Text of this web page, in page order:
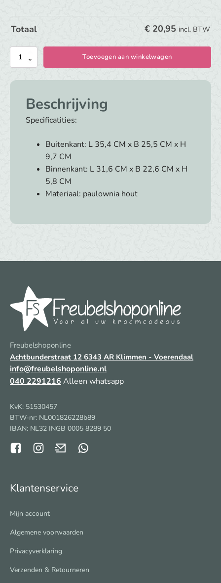
Totaal € 20,95 incl. BTW
Bewaarbundel
voor
alle
spulletjes
bewaarboek
Toevoegen aan winkelwagen
Beschrijving
Specificatities:
Buitenkant: L 35,4 CM x B 25,5 CM x H
9,7 CM
Binnenkant: L 31,6 CM x B 22,6 CM x H
5,8 CM
Materiaal: paulownia hout
Freubelshoponline
Achtbunderstraat 12 6343 AR Klimmen - Voerendaal
info@freubelshoponline.nl
040 2291216Alleen whatsapp
KvK: 51530457
BTW-nr: NL001826228b89
IBAN: NL32 INGB 0005 8289 50
Klantenservice
Mijn account
Algemene voorwaarden
Privacyverklaring
Verzenden & Retourneren